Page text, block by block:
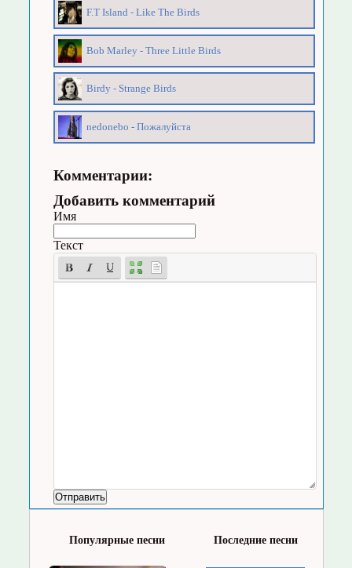
F.T Island - Like The Birds
Bob Marley - Three Little Birds
Birdy - Strange Birds
nedonebo - Пожалуйста
Комментарии:
Добавить комментарий
Имя
Текст
Популярные песни Последние песни